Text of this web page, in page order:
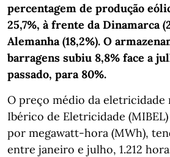
percentagem de produção
25,7%, à frente da Dinamarca
Alemanha (18,2%). O
barragens subiu 8,8% face a
passado, para 80%.
O preço médio da eletricidade
Ibérico de Eletricidade
por megawatt-hora (MWh),
entre janeiro e julho, 1.212